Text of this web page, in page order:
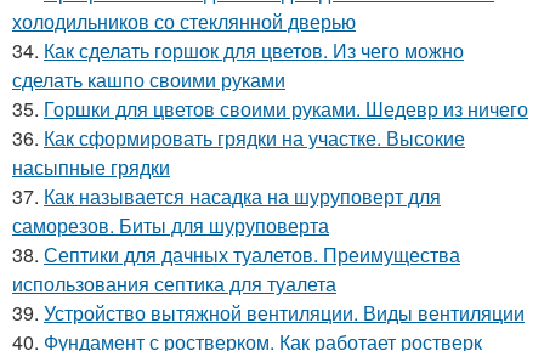
холодильников со стеклянной дверью
34. Как сделать горшок для цветов. Из чего можно
сделать кашпо своими руками
35. Горшки для цветов своими руками. Шедевр из ничего
36. Как сформировать грядки на участке. Высокие
насыпные грядки
37. Как называется насадка на шуруповерт для
саморезов. Биты для шуруповерта
38. Септики для дачных туалетов. Преимущества
использования септика для туалета
39. Устройство вытяжной вентиляции. Виды вентиляции
40. Фундамент с ростверком. Как работает ростверк